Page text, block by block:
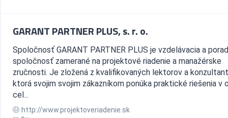
GARANT PARTNER PLUS, s. r. o.
Spoločnosť GARANT PARTNER PLUS je vzdelávacia a
spoločnosť zamerané na projektové riadenie a manažérske
zručnosti. Je zložená z kvalifikovaných lektorov a
ktorá svojim svojim zákazníkom ponúka praktické riešenia v
cel...
http://www.projektoveriadenie.sk